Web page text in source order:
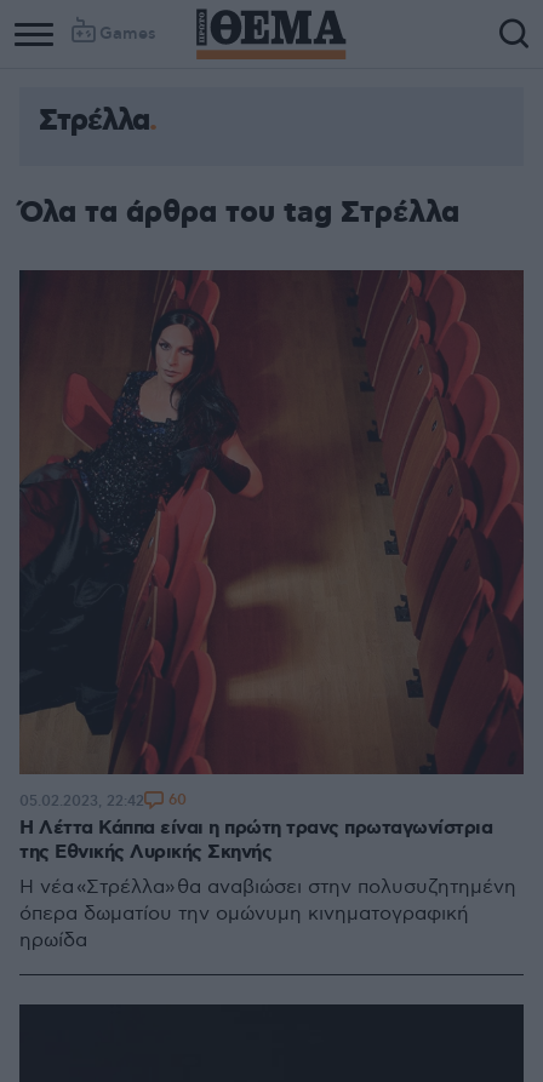
Games
Στρέλλα
Όλα τα άρθρα του tag Στρέλλα
Η Λέττα Κάππα είναι η πρώτη τρανς πρωταγωνίστρια
της Εθνικής Λυρικής Σκηνής
Η νέα «Στρέλλα» θα αναβιώσει στην πολυσυζητημένη
όπερα δωματίου την ομώνυμη κινηματογραφική
ηρωίδα
05.02.2023, 22:42 60